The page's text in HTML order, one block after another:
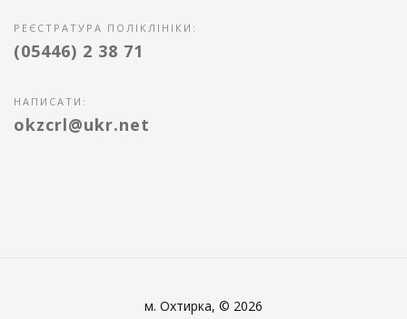
РЕЄСТРАТУРА ПОЛІКЛІНІКИ:
(05446) 2 38 71
НАПИСАТИ:
okzcrl@ukr.net
м. Охтирка, © 2026